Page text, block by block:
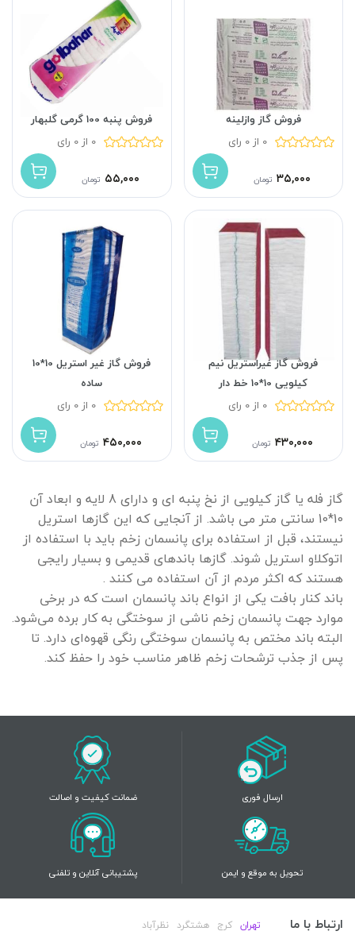
فروش گاز وازلینه
0 از 0 رای
۳۵,۰۰۰ تومان
فروش پنبه 100 گرمی گلبهار
0 از 0 رای
۵۵,۰۰۰ تومان
فروش گاز غیراستریل نیم
کیلویی 10*10 خط دار
0 از 0 رای
۴۳۰,۰۰۰ تومان
فروش گاز غیر استریل 10*10
ساده
0 از 0 رای
۴۵۰,۰۰۰ تومان
گاز فله یا گاز کیلویی از نخ پنبه ای و دارای 8 لایه و ابعاد آن
10*10 سانتی متر می باشد. از آنجایی که این گازها استریل
نیستند، قبل از استفاده برای پانسمان زخم باید با استفاده از
اتوکلاو استریل شوند. گازها باندهای قدیمی و بسیار رایجی
هستند که اکثر مردم از آن استفاده می کنند .
باند کنار بافت یکی از انواع باند پانسمان است که در برخی
موارد جهت پانسمان زخم ناشی از سوختگی به کار برده می‌شود.
البته باند مختص به پانسمان سوختگی رنگی قهوه‌ای دارد. تا
پس از جذب ترشحات زخم ظاهر مناسب خود را حفظ کند.
ارسال فوری ضمانت کیفیت و اصالت
تحویل به موقع و ایمن پشتیبانی آنلاین و تلفنی
ارتباط با ما تهران کرج هشتگرد نظرآباد